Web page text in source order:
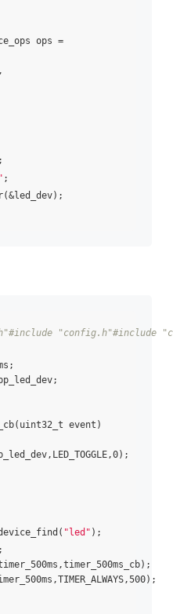
ops =
;
#include "config.h"#include
event)
"led" );